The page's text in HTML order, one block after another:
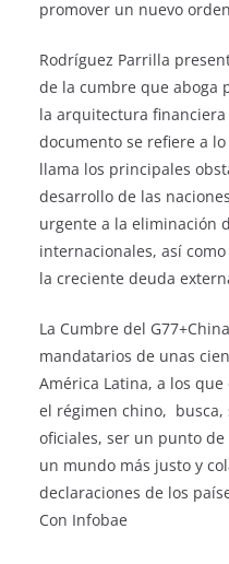
promover un nuevo
Rodríguez Parrilla
de la cumbre que aboga
la arquitectura
documento se refiere a
llama los principales
desarrollo de las
urgente a la eliminación
internacionales, así
la creciente deuda
La Cumbre del
mandatarios de unas
América Latina, a los
el régimen chino, busca,
oficiales, ser un punto
un mundo más justo y
declaraciones de los
Con Infobae